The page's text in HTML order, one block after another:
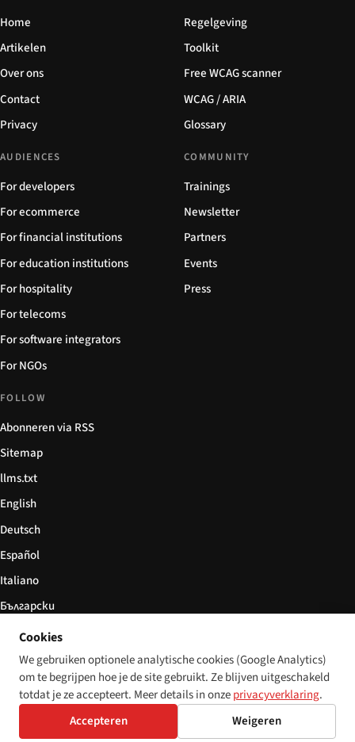
Home
Artikelen
Over ons
Contact
Privacy
Regelgeving
Toolkit
Free WCAG scanner
WCAG / ARIA
Glossary
AUDIENCES
For developers
For ecommerce
For financial institutions
For education institutions
For hospitality
For telecoms
For software integrators
For NGOs
COMMUNITY
Trainings
Newsletter
Partners
Events
Press
FOLLOW
Abonneren via RSS
Sitemap
llms.txt
English
Deutsch
Español
Italiano
Български
简体中文
© 2026 Disability World. Alle rechten voorbehouden. Cookie settings
DeutschEspañolItaliano 简体中文PolskiFrançais
Cookies
We gebruiken optionele analytische cookies (Google Analytics)
om te begrijpen hoe je de site gebruikt. Ze blijven uitgeschakeld
totdat je ze accepteert. Meer details in onzeprivacyverklaring.
Accepteren
Weigeren